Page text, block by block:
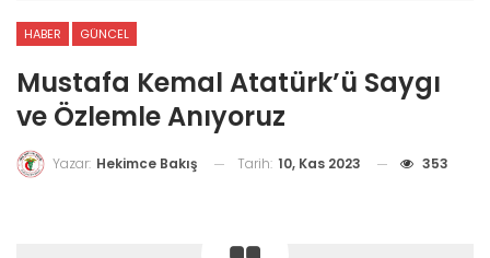
HABER GÜNCEL
Mustafa Kemal Atatürk’ü Saygı
ve Özlemle Anıyoruz
Yazar: Hekimce Bakış Tarih: 10, Kas 2023 353